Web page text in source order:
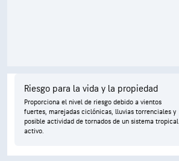
Riesgo para la vida y la propiedad
Proporciona el nivel de riesgo debido a vientos
fuertes, marejadas ciclónicas, lluvias torrenciales y
posible actividad de tornados de un sistema tropical
activo.